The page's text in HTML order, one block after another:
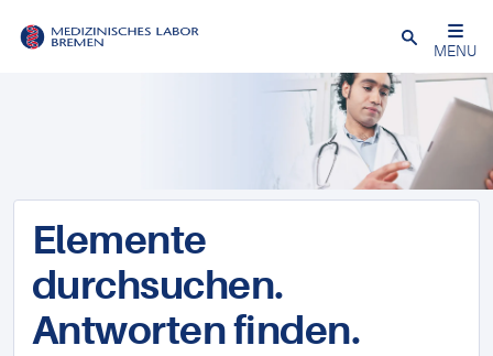
Schließen
MENU
Elemente
durchsuchen.
Antworten finden.